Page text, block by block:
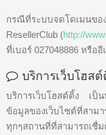
กรณีที่ระบบจดโดเมนขอ
ResellerClub (http://
ที่เบอร์ 027048886 หรืออี
บริการเว็บโฮส
บริการเว็บโฮสต์ติ้ง เป็น
ข้อมูลของเว็บไซต์ที่สา
ทุกๆสถานที่ที่สามารถเชื่